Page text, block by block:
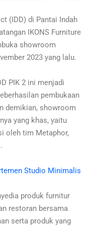
(IDD) di Pantai Indah
IKONS Furniture
showroom
2023 yang lalu.
PIK 2 ini menjadi
pembukaan
demikian, showroom
yang khas, yaitu
oleh tim Metaphor,
Studio Minimalis
produk furnitur
restoran bersama
serta produk yang